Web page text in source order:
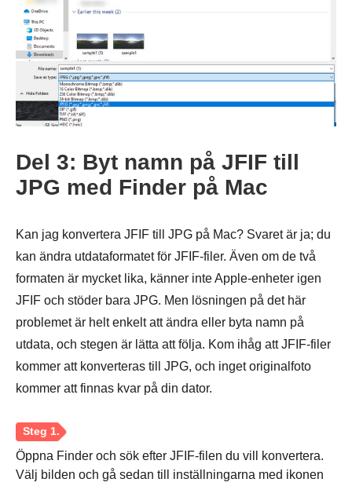
Steg 1.
Del 3: Byt namn på JFIF till
JPG med Finder på Mac
Kan jag konvertera JFIF till JPG på Mac? Svaret är ja; du
kan ändra utdataformatet för JFIF-filer. Även om de två
formaten är mycket lika, känner inte Apple-enheter igen
JFIF och stöder bara JPG. Men lösningen på det här
problemet är helt enkelt att ändra eller byta namn på
utdata, och stegen är lätta att följa. Kom ihåg att JFIF-filer
kommer att konverteras till JPG, och inget originalfoto
kommer att finnas kvar på din dator.
Öppna Finder och sök efter JFIF-filen du vill konvertera.
Välj bilden och gå sedan till inställningarna med ikonen